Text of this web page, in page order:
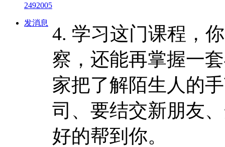
2492005
发消息
4. 学习这门课程，
察，还能再掌握一
家把了解陌生人的
司、要结交新朋友
好的帮到你。